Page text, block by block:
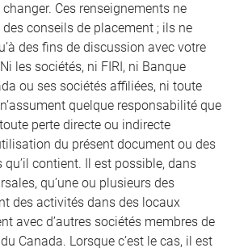
Ces renseignements ne
conseils de placement ; ils ne
des fins de discussion avec votre
les sociétés, ni FIRI, ni Banque
ou ses sociétés affiliées, ni toute
quelque responsabilité que
perte directe ou indirecte
du présent document ou des
qu’il contient. Il est possible, dans
qu’une ou plusieurs des
des activités dans des locaux
avec d’autres sociétés membres de
Canada. Lorsque c’est le cas, il est